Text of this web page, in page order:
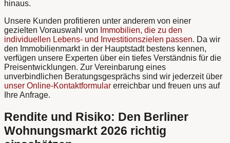
hinaus.
Unsere Kunden profitieren unter anderem von einer
gezielten Vorauswahl von Immobilien, die zu den
individuellen Lebens- und Investitionszielen passen. Da wir
den Immobilienmarkt in der Hauptstadt bestens kennen,
verfügen unsere Experten über ein tiefes Verständnis für die
Preisentwicklungen. Zur Vereinbarung eines
unverbindlichen Beratungsgesprächs sind wir jederzeit über
unser Online-Kontaktformular erreichbar und freuen uns auf
Ihre Anfrage.
Rendite und Risiko: Den Berliner
Wohnungsmarkt 2026 richtig